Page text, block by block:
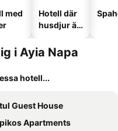
med
Hotell där
husdjur är
i Ayia Napa
hotell...
Guest House
Apartments